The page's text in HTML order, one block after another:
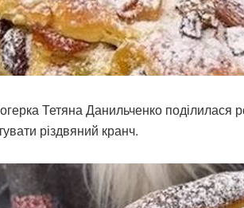
Тетяна Данильченко поділилася
різдвяний кранч.